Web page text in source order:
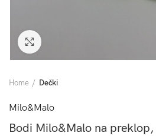
Home Dečki
Milo&Malo
Bodi Milo&Malo na